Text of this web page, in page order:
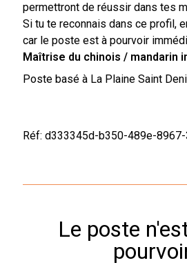
permettront de réussir dans tes
Si tu te reconnais dans ce profil,
car le poste est à pourvoir
Maîtrise du chinois / mandarin
Poste basé à La Plaine Saint
Réf: d333345d-b350-489e-
Le poste